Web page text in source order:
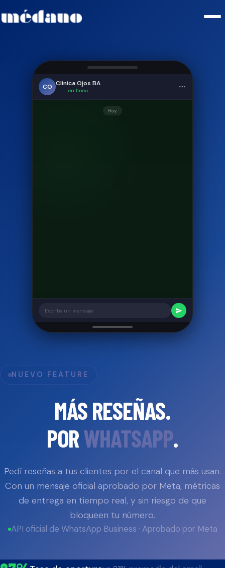
NUEVO FEATURE
MÁS RESEÑAS.
PORWHATSAPP.
Pedí reseñas a tus clientes por el canal que más usan.
Con un mensaje oficial aprobado por Meta, métricas
de entrega en tiempo real, y sin riesgo de que
bloqueen tu número.
API oficial de WhatsApp Business · Aprobado por Meta
CO Clínica Ojos BA
en línea
Hoy
Escribe un mensaje